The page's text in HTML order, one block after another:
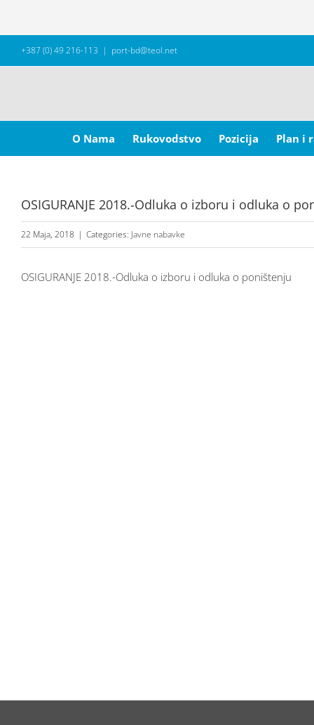
+387 (0) 49 216-113 | port-bd@teol.net
for:
O Nama
Rukovodstvo Pozicija Plan i
OSIGURANJE 2018.-Odluka o izboru i odluka o
22 Maja, 2018 | Categories: Javne nabavke
OSIGURANJE 2018.-Odluka o izboru i odluka o poništenju